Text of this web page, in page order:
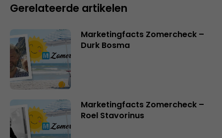
Gerelateerde artikelen
Marketingfacts Zomercheck –
Durk Bosma
Marketingfacts Zomercheck –
Roel Stavorinus